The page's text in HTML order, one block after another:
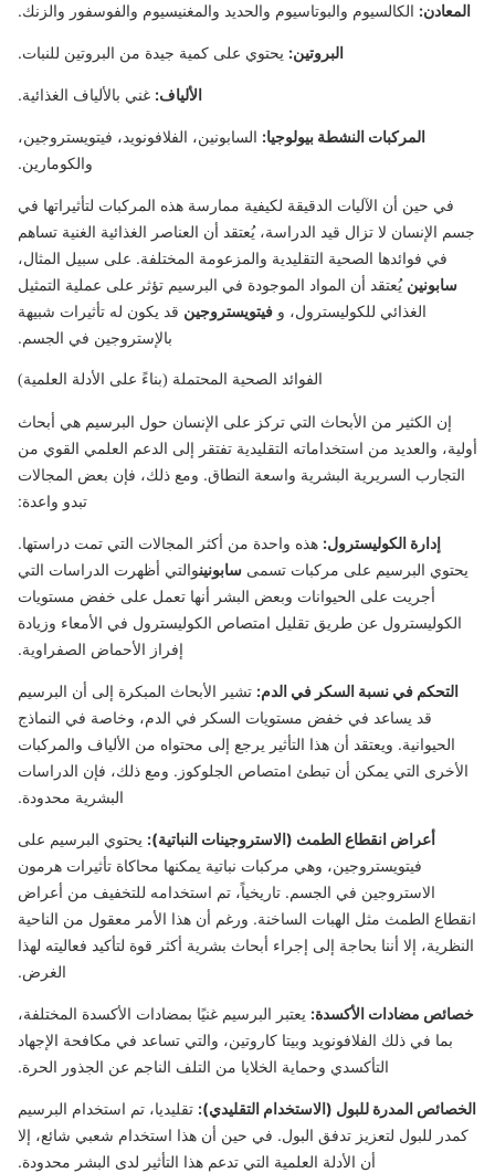
المعادن: الكالسيوم والبوتاسيوم والحديد والمغنيسيوم والفوسفور والزنك.
البروتين: يحتوي على كمية جيدة من البروتين للنبات.
الألياف: غني بالألياف الغذائية.
المركبات النشطة بيولوجيا: السابونين، الفلافونويد، فيتويستروجين،
والكومارين.
في حين أن الآليات الدقيقة لكيفية ممارسة هذه المركبات لتأثيراتها في
جسم الإنسان لا تزال قيد الدراسة، يُعتقد أن العناصر الغذائية الغنية تساهم
في فوائدها الصحية التقليدية والمزعومة المختلفة. على سبيل المثال،
سابونين يُعتقد أن المواد الموجودة في البرسيم تؤثر على عملية التمثيل
الغذائي للكوليسترول، و فيتويستروجين قد يكون له تأثيرات شبيهة
بالإستروجين في الجسم.
الفوائد الصحية المحتملة (بناءً على الأدلة العلمية)
إن الكثير من الأبحاث التي تركز على الإنسان حول البرسيم هي أبحاث
أولية، والعديد من استخداماته التقليدية تفتقر إلى الدعم العلمي القوي من
التجارب السريرية البشرية واسعة النطاق. ومع ذلك، فإن بعض المجالات
تبدو واعدة:
إدارة الكوليسترول: هذه واحدة من أكثر المجالات التي تمت دراستها.
يحتوي البرسيم على مركبات تسمى سابونينوالتي أظهرت الدراسات التي
أجريت على الحيوانات وبعض البشر أنها تعمل على خفض مستويات
الكوليسترول عن طريق تقليل امتصاص الكوليسترول في الأمعاء وزيادة
إفراز الأحماض الصفراوية.
التحكم في نسبة السكر في الدم: تشير الأبحاث المبكرة إلى أن البرسيم
قد يساعد في خفض مستويات السكر في الدم، وخاصة في النماذج
الحيوانية. ويعتقد أن هذا التأثير يرجع إلى محتواه من الألياف والمركبات
الأخرى التي يمكن أن تبطئ امتصاص الجلوكوز. ومع ذلك، فإن الدراسات
البشرية محدودة.
أعراض انقطاع الطمث (الاستروجينات النباتية): يحتوي البرسيم على
فيتويستروجين، وهي مركبات نباتية يمكنها محاكاة تأثيرات هرمون
الاستروجين في الجسم. تاريخياً، تم استخدامه للتخفيف من أعراض
انقطاع الطمث مثل الهبات الساخنة. ورغم أن هذا الأمر معقول من الناحية
النظرية، إلا أننا بحاجة إلى إجراء أبحاث بشرية أكثر قوة لتأكيد فعاليته لهذا
الغرض.
خصائص مضادات الأكسدة: يعتبر البرسيم غنيًا بمضادات الأكسدة المختلفة،
بما في ذلك الفلافونويد وبيتا كاروتين، والتي تساعد في مكافحة الإجهاد
التأكسدي وحماية الخلايا من التلف الناجم عن الجذور الحرة.
الخصائص المدرة للبول (الاستخدام التقليدي): تقليديا، تم استخدام البرسيم
كمدر للبول لتعزيز تدفق البول. في حين أن هذا استخدام شعبي شائع، إلا
أن الأدلة العلمية التي تدعم هذا التأثير لدى البشر محدودة.